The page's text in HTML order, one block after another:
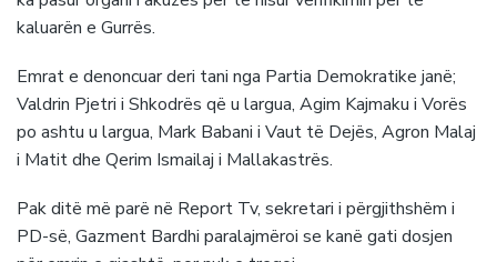
kaluarën e Gurrës.
Emrat e denoncuar deri tani nga Partia Demokratike janë;
Valdrin Pjetri i Shkodrës që u largua, Agim Kajmaku i Vorës
po ashtu u largua, Mark Babani i Vaut të Dejës, Agron Malaj
i Matit dhe Qerim Ismailaj i Mallakastrës.
Pak ditë më parë në Report Tv, sekretari i përgjithshëm i
PD-së, Gazment Bardhi paralajmëroi se kanë gati dosjen